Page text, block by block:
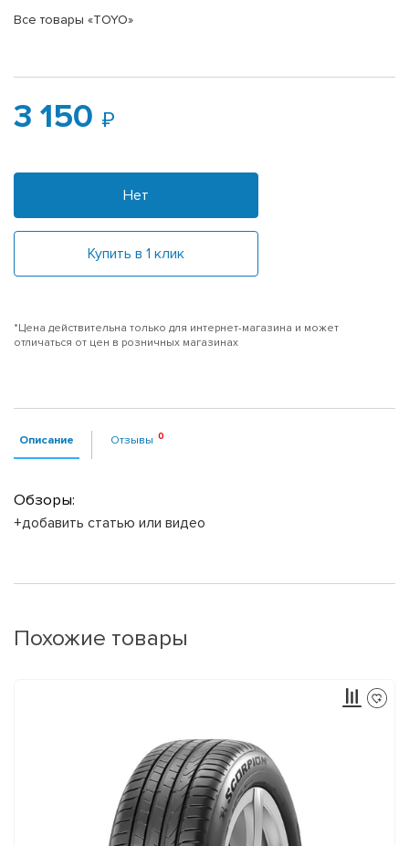
Все товары «TOYO»
3 150
Нет
Купить в 1 клик
*Цена действительна только для интернет-магазина и может
отличаться от цен в розничных магазинах
Описание Отзывы
Обзоры:
+добавить статью или видео
Похожие товары